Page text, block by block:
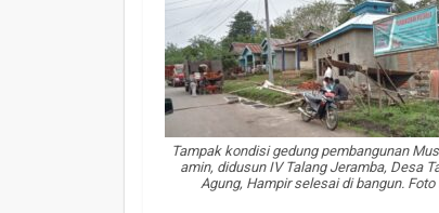
Tampak kondisi gedung pembangunan
amin, didusun IV Talang Jeramba, Desa
Agung, Hampir selesai di bangun. Foto